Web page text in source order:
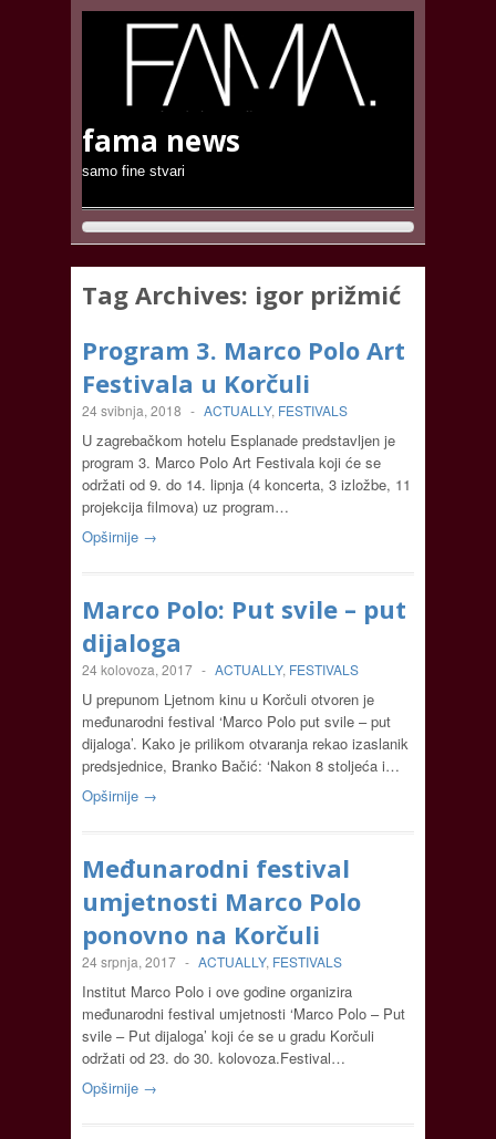
fama news
samo fine stvari
Tag Archives: igor prižmić
Program 3. Marco Polo Art
Festivala u Korčuli
24 svibnja, 2018 - ACTUALLY, FESTIVALS
U zagrebačkom hotelu Esplanade predstavljen je
program 3. Marco Polo Art Festivala koji će se
održati od 9. do 14. lipnja (4 koncerta, 3 izložbe, 11
projekcija filmova) uz program…
Opširnije →
Marco Polo: Put svile – put
dijaloga
24 kolovoza, 2017 - ACTUALLY, FESTIVALS
U prepunom Ljetnom kinu u Korčuli otvoren je
međunarodni festival ‘Marco Polo put svile – put
dijaloga’. Kako je prilikom otvaranja rekao izaslanik
predsjednice, Branko Bačić: ‘Nakon 8 stoljeća i…
Opširnije →
Međunarodni festival
umjetnosti Marco Polo
ponovno na Korčuli
24 srpnja, 2017 - ACTUALLY, FESTIVALS
Institut Marco Polo i ove godine organizira
međunarodni festival umjetnosti ‘Marco Polo – Put
svile – Put dijaloga’ koji će se u gradu Korčuli
održati od 23. do 30. kolovoza.Festival…
Opširnije →